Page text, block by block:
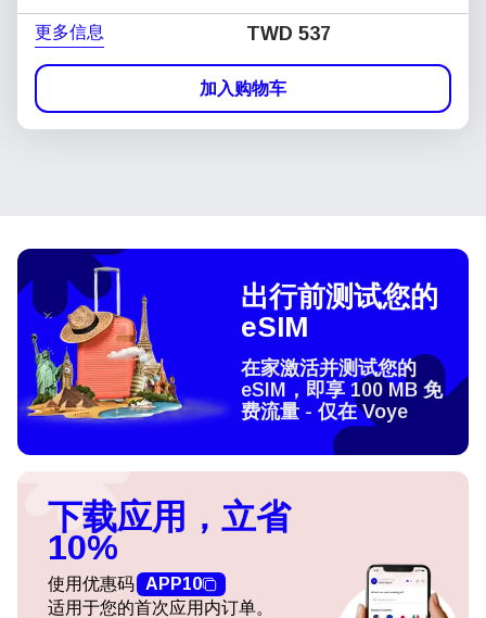
更多信息 TWD 537
加入购物车
出行前测试您的
eSIM
在家激活并测试您的
eSIM，即享 100 MB 免
费流量 - 仅在 Voye
下载应用，立省
10%
使用优惠码 APP10
适用于您的首次应用内订单。